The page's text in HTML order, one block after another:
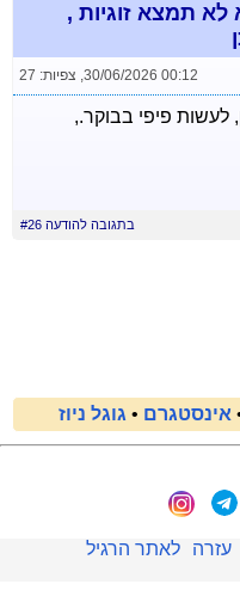
תמצא זוגיות ,
30/06/2026 00:12
, צפיות: 27
לעשות פיפי בבוקר.,
בתגובה להודעה #26
אינסטגרם • גוגל ניוז
עזרה
לאתר הרגיל